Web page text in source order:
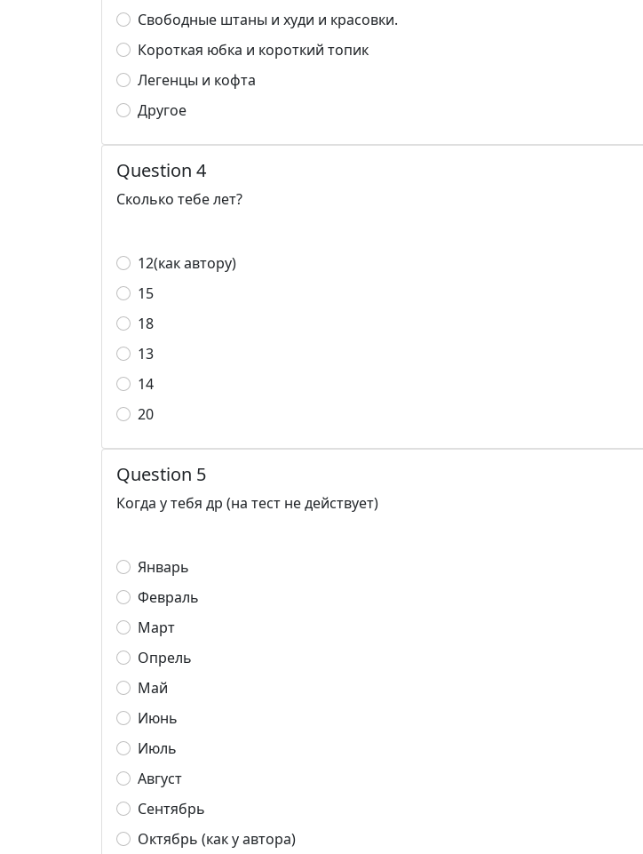
Свободные штаны и худи и красовки.
Короткая юбка и короткий топик
Легенцы и кофта
Другое
Question 4
Сколько тебе лет?
12(как автору)
15
18
13
14
20
Question 5
Когда у тебя др (на тест не действует)
Январь
Февраль
Март
Опрель
Май
Июнь
Июль
Август
Сентябрь
Октябрь (как у автора)